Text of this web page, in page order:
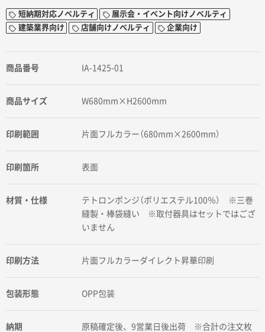
短納期対応ノベルティ
展示会・イベント向けノベルティ
建築業界向け
店舗向けノベルティ 企業向け
商品番号 IA-1425-01
商品サイズ W680mm×H2600mm
印刷範囲 片面フルカラー（680mm×2600mm）
印刷箇所 表面
材質・仕様
テトロンポンジ（ポリエステル100％） ※三巻
縫製・棒袋縫い ※取付器具はセットではござ
いません
印刷方法 片面フルカラーダイレクト昇華印刷
包装形態 OPP包装
納期
原稿確定後、9営業日後出荷 ※合計の注文枚